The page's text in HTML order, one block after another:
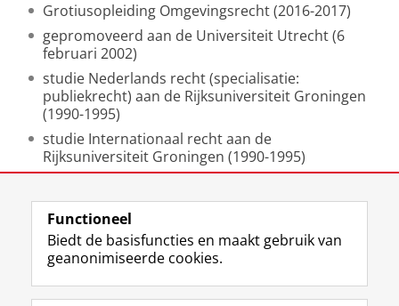
Grotiusopleiding Omgevingsrecht (2016-2017)
gepromoveerd aan de Universiteit Utrecht (6
februari 2002)
studie Nederlands recht (specialisatie:
publiekrecht) aan de Rijksuniversiteit Groningen
(1990-1995)
studie Internationaal recht aan de
Rijksuniversiteit Groningen (1990-1995)
Laatst gewijzigd: 02 juli 2025 20:12
Volg de RUG
F
L
R I
Y
Functioneel
Biedt de basisfuncties en maakt gebruik van
geanonimiseerde cookies.